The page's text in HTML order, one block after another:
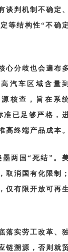
谈判机制不确定
等结构性“不确
心分歧也会遍布
汽车区域含量
核查，旨在系
准已足够严格，
高终端产品成本
墨两国“死结”。
取消国有化限制
仅有限开放可再
落实劳工改革、
链溯源，否则就